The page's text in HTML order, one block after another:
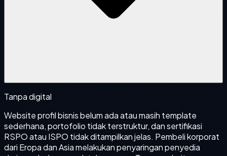
Tanpa digital
Website profil bisnis belum ada atau masih template
sederhana, portofolio tidak terstruktur, dan sertifikasi
RSPO atau ISPO tidak ditampilkan jelas. Pembeli korporat
dari Eropa dan Asia melakukan penyaringan penyedia